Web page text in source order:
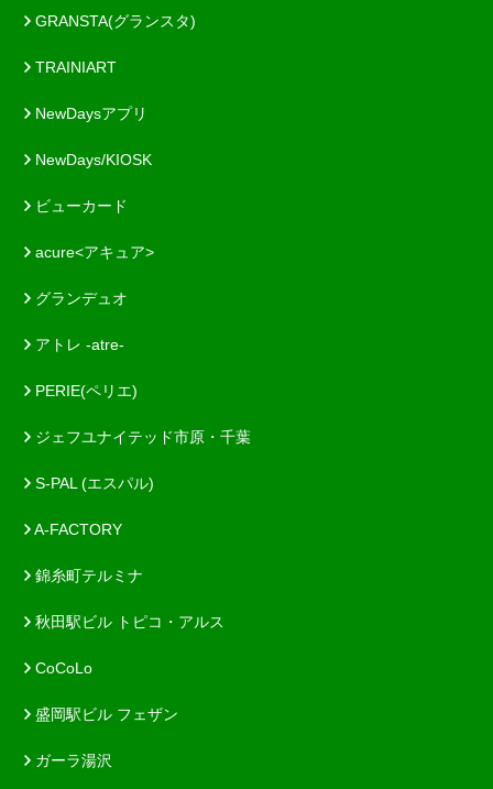
GRANSTA(グランスタ)
TRAINIART
NewDaysアプリ
NewDays/KIOSK
ビューカード
acure<アキュア>
グランデュオ
アトレ -atre-
PERIE(ペリエ)
ジェフユナイテッド市原・千葉
S-PAL (エスパル)
A-FACTORY
錦糸町テルミナ
秋田駅ビル トピコ・アルス
CoCoLo
盛岡駅ビル フェザン
ガーラ湯沢